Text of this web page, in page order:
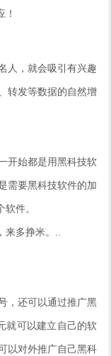
人，就会吸引有兴趣
转发等数据的自然增
开始都是用黑科技软
需要黑科技软件的加
件。
来多挣米。..
，还可以通过推广黑
就可以建立自己的软
以对外推广自己黑科